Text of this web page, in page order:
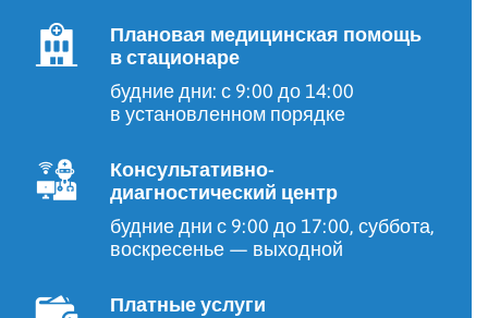
Плановая медицинская помощь
в стационаре
будние дни: с 9:00 до 14:00
в установленном порядке
Консультативно-
диагностический центр
будние дни с 9:00 до 17:00, суббота,
воскресенье — выходной
Платные услуги